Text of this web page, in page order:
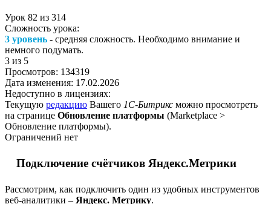
Урок 82 из 314
Сложность урока:
3 уровень - средняя сложность. Необходимо внимание и
немного подумать.
3 из 5
Просмотров: 134319
Дата изменения: 17.02.2026
Недоступно в лицензиях:
Текущую редакцию Вашего 1С-Битрикс можно просмотреть
на странице Обновление платформы (Marketplace >
Обновление платформы).
Ограничений нет
Подключение счётчиков Яндекс.Метрики
Рассмотрим, как подключить один из удобных инструментов
веб-аналитики – Яндекс. Метрику.